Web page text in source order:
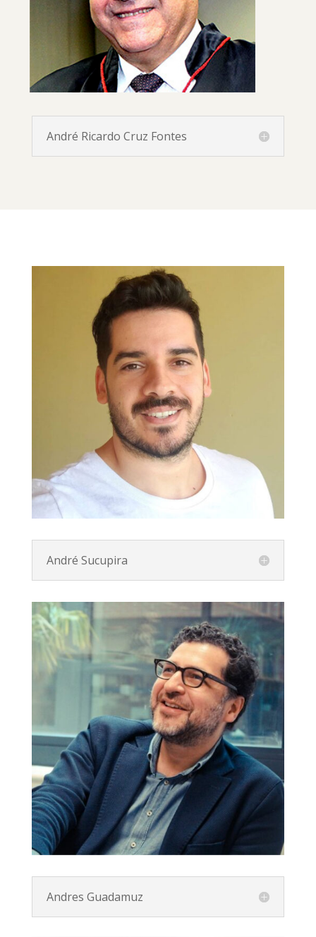
André Ricardo Cruz Fontes
André Sucupira
Andres Guadamuz